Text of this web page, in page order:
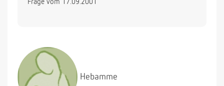
Frage vom 17.09.2001
Hebamme